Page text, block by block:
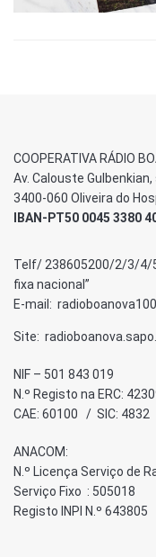
COOPERATIVA RÁDIO
Av. Calouste
3400-060 Oliveira do
IBAN-PT50 0045 3380
Telf/ 238605200/2/3/4/
fixa nacional”
E-mail:
Site:
NIF – 501 843 019
N.º Registo na ERC:
CAE: 60100 / SIC: 4832
ANACOM:
N.º Licença Serviço de
Serviço Fixo : 505018
Registo INPI N.º 643805